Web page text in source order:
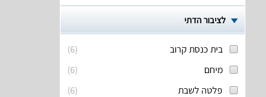
לציבור הדתי
(
6
)
בית כנסת קרוב
(
6
)
מיחם
(
6
)
פלטה לשבת